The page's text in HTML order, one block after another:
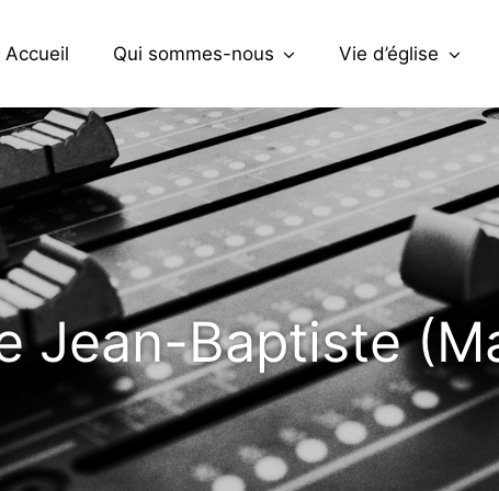
Accueil Qui sommes-nous Vie d’église
Jean-Baptiste